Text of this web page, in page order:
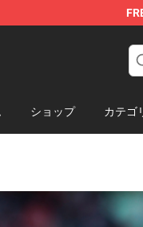
Keycaps
ショップ カテゴ